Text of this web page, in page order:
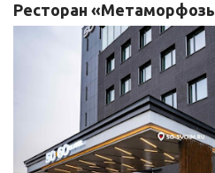
Ресторан